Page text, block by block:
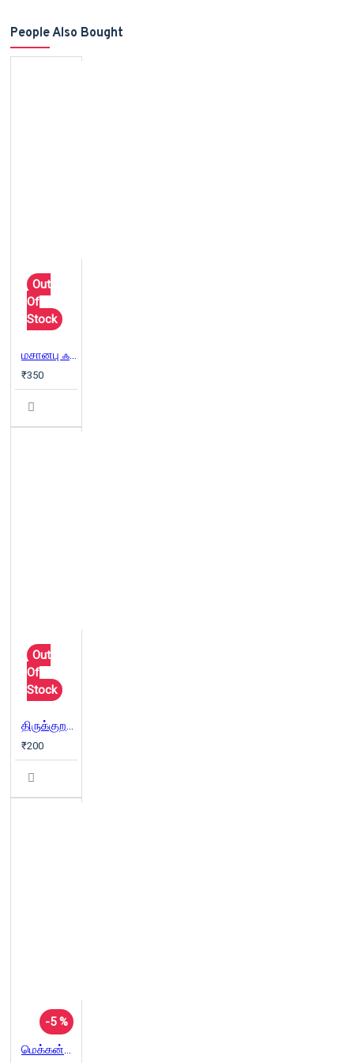
People Also Bought
Out
Of
Stock
மசானபு ஃபுக்கோகா நூல்கள் (Combo)
₹350
Out
Of
Stock
திருக்குறள்-100
₹200
-5 %
மெக்கன்சி சுவடிகளில் தமிழகப் பழங்குடி மக்கள்